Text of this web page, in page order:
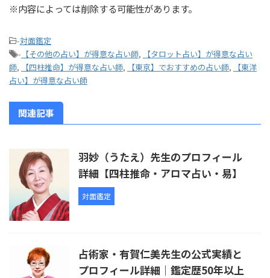
※内容によっては削除する可能性があります。
-対面鑑定
- 【その他の占い】が得意な占い師,
【タロット占い】が得意な占い
師, 【四柱推命】が得意な占い師, 【東京】でおすすめの占い師,
【東洋
占い】が得意な占い師
関連記事
羽妙（うたえ）先生のプロフィール
詳細【四柱推命・アロマ占い・易】
対面鑑定
占術家・有賀仁美先生の公式実績と
プロフィール詳細｜鑑定歴50年以上